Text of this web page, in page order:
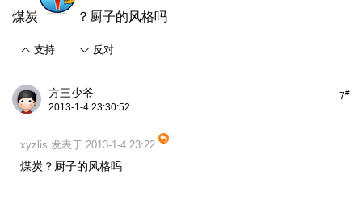
煤炭 ？厨子的风格吗
支持 反对
7#
方三少爷
2013-1-4 23:30:52
xyzlis 发表于 2013-1-4 23:22
煤炭？厨子的风格吗